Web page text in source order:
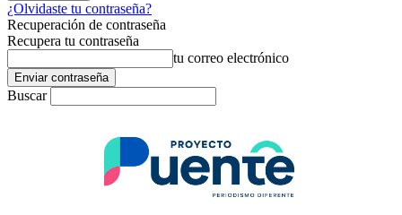
¿Olvidaste tu contraseña?
Recuperación de contraseña
Recupera tu contraseña
tu correo electrónico
Buscar